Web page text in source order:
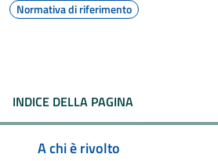
Normativa di riferimento
INDICE DELLA PAGINA
A chi è rivolto